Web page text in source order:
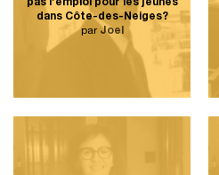
pas l’emploi pour les jeunes
dans Côte-des-Neiges?
par Joel